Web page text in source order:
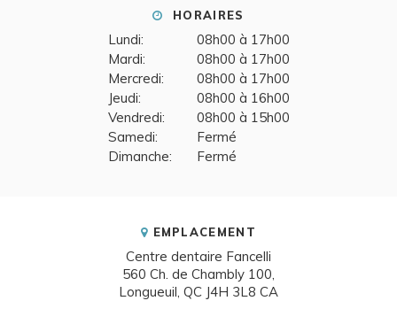
HORAIRES
Lundi:
08h00 à 17h00
Mardi:
08h00 à 17h00
Mercredi:
08h00 à 17h00
Jeudi:
08h00 à 16h00
Vendredi:
08h00 à 15h00
Samedi:
Fermé
Dimanche:
Fermé
EMPLACEMENT
Centre dentaire Fancelli
560 Ch. de Chambly 100
Longueuil QC J4H 3L8 CA